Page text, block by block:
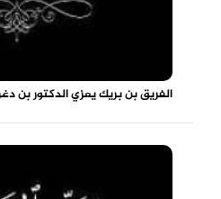
الفريق بن بريك يعزي الدكتور بن